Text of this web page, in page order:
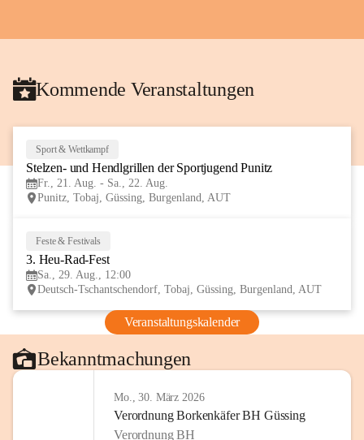
Kommende Veranstaltungen
Sport & Wettkampf
Stelzen- und Hendlgrillen der Sportjugend Punitz
Fr., 21. Aug. - Sa., 22. Aug.
Punitz, Tobaj, Güssing, Burgenland, AUT
Feste & Festivals
3. Heu-Rad-Fest
Sa., 29. Aug., 12:00
Deutsch-Tschantschendorf, Tobaj, Güssing, Burgenland, AUT
Veranstaltungskalender
Bekanntmachungen
Mo., 30. März 2026
Verordnung Borkenkäfer BH Güssing
Verordnung BH